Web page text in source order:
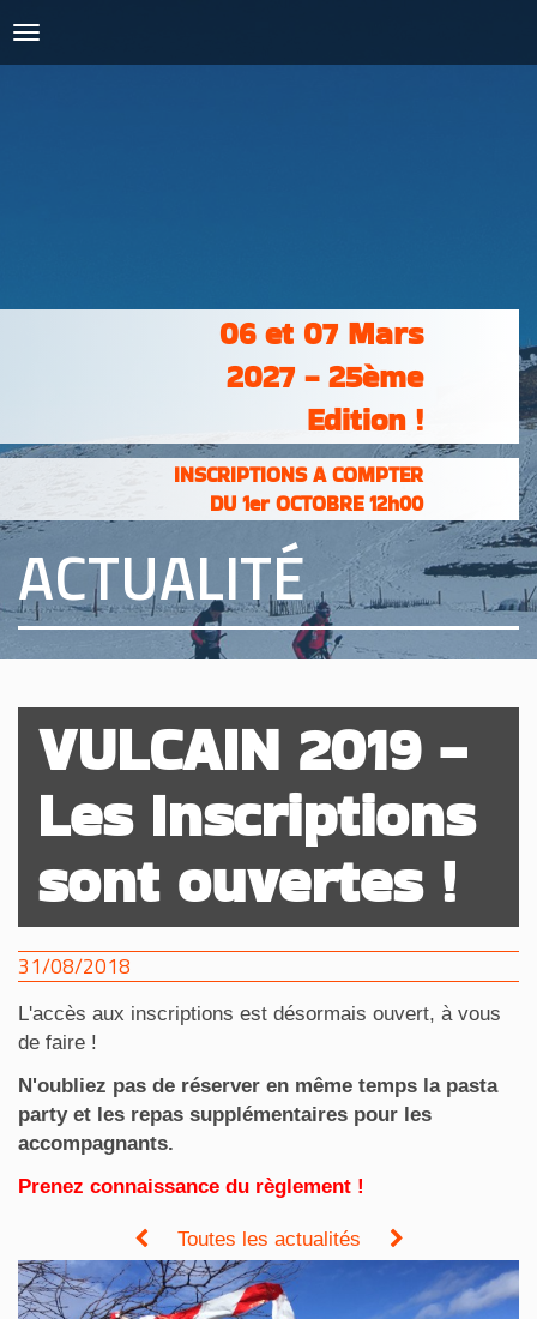
PHOTOS &
06 et 07 Mars
2027 - 25ème
Edition !
INSCRIPTIONS A COMPTER
DU 1er OCTOBRE 12h00
ACTUALITÉ
VULCAIN 2019 -
Les Inscriptions
sont ouvertes !
31/08/2018
L'accès aux inscriptions est désormais ouvert, à vous
de faire !
N'oubliez pas de réserver en même temps la pasta
party et les repas supplémentaires pour les
accompagnants.
Prenez connaissance du règlement !
Toutes les actualités